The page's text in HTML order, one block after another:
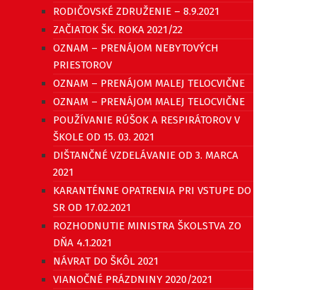
RODIČOVSKÉ ZDRUŽENIE – 8.9.2021
ZAČIATOK ŠK. ROKA 2021/22
OZNAM – PRENÁJOM NEBYTOVÝCH
PRIESTOROV
OZNAM – PRENÁJOM MALEJ TELOCVIČNE
OZNAM – PRENÁJOM MALEJ TELOCVIČNE
POUŽÍVANIE RÚŠOK A RESPIRÁTOROV V
ŠKOLE OD 15. 03. 2021
DIŠTANČNÉ VZDELÁVANIE OD 3. MARCA
2021
KARANTÉNNE OPATRENIA PRI VSTUPE DO
SR OD 17.02.2021
ROZHODNUTIE MINISTRA ŠKOLSTVA ZO
DŇA 4.1.2021
NÁVRAT DO ŠKÔL 2021
VIANOČNÉ PRÁZDNINY 2020/2021